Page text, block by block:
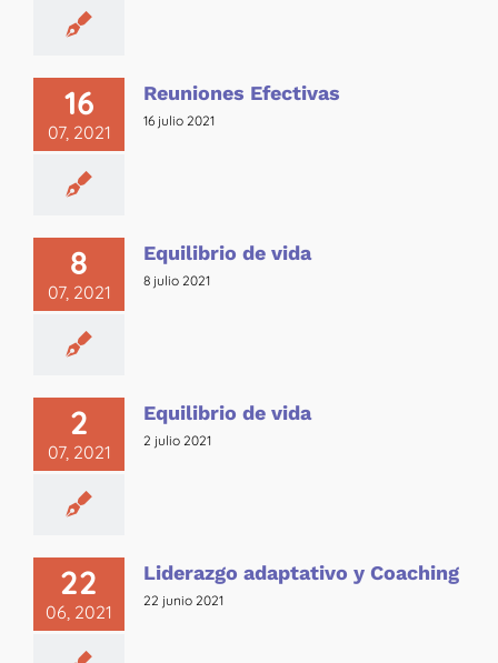
16
07, 2021
Reuniones Efectivas
16 julio 2021
8
07, 2021
Equilibrio de vida
8 julio 2021
2
07, 2021
Equilibrio de vida
2 julio 2021
22
06, 2021
Liderazgo adaptativo y Coaching
22 junio 2021